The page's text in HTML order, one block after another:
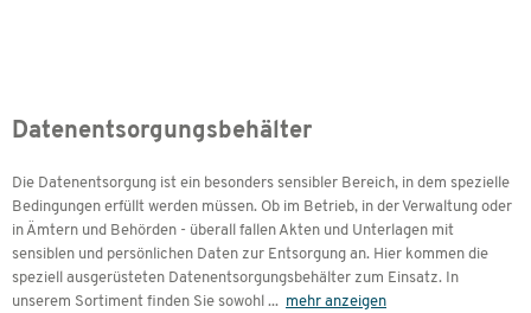
Datenentsorgungsbehälter
Die Datenentsorgung ist ein besonders sensibler Bereich, in dem spezielle
Bedingungen erfüllt werden müssen. Ob im Betrieb, in der Verwaltung oder
in Ämtern und Behörden - überall fallen Akten und Unterlagen mit
sensiblen und persönlichen Daten zur Entsorgung an. Hier kommen die
speziell ausgerüsteten Datenentsorgungsbehälter zum Einsatz. In
unserem Sortiment finden Sie sowohl ... mehr anzeigen